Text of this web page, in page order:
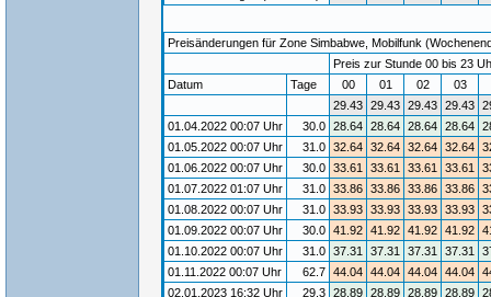
Preisänderungen für Zone Simbabwe, Mobilfunk
Preis zur Stunde 00 bis 23
Datum
Tage 00 01 02 03
29.43 29.43 29.43 29.43
01.04.2022 00:07 Uhr
30.0 28.64 28.64 28.64 28.64
01.05.2022 00:07 Uhr
31.0 32.64 32.64 32.64 32.64
01.06.2022 00:07 Uhr
30.0 33.61 33.61 33.61 33.61
01.07.2022 01:07 Uhr
31.0 33.86 33.86 33.86 33.86
01.08.2022 00:07 Uhr
31.0 33.93 33.93 33.93 33.93
01.09.2022 00:07 Uhr
30.0 41.92 41.92 41.92 41.92
01.10.2022 00:07 Uhr
31.0 37.31 37.31 37.31 37.31
01.11.2022 00:07 Uhr
62.7 44.04 44.04 44.04 44.04
02.01.2023 16:32 Uhr
29.3 28.89 28.89 28.89 28.89